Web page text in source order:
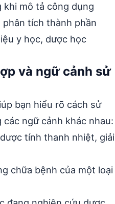
khi mô tả công dụng
tích thành phần
y học, dược học
và ngữ cảnh sử
bạn hiểu rõ cách sử
các ngữ cảnh khác nhau:
tính thanh nhiệt, giải
chữa bệnh của một loại